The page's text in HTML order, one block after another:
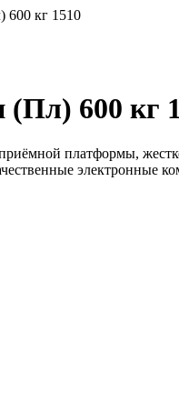
600 кг 1510
600 кг
платформы,
электронные